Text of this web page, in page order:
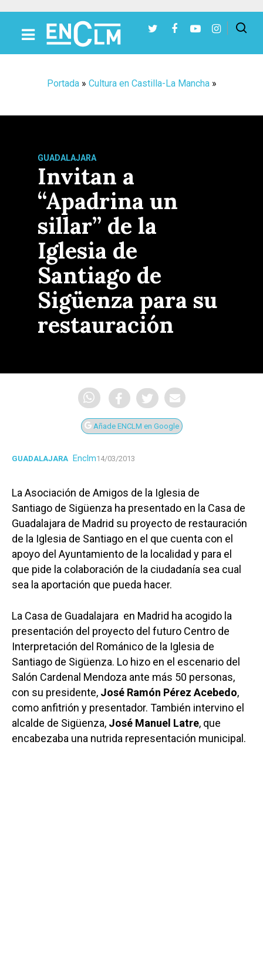
Portada» Cultura en Castilla-La Mancha»
GUADALAJARA
Invitan a
“Apadrina un
sillar” de la
Iglesia de
Santiago de
Sigüenza para su
restauración
Añade ENCLM en Google
GUADALAJARA Enclm14/03/2013
La Asociación de Amigos de la Iglesia de
Santiago de Sigüenza ha presentado en la Casa de
Guadalajara de Madrid su proyecto de restauración
de la Iglesia de Santiago en el que cuenta con el
apoyo del Ayuntamiento de la localidad y para el
que pide la colaboración de la ciudadanía sea cual
sea la aportación que pueda hacer.
La Casa de Guadalajara en Madrid ha acogido la
presentación del proyecto del futuro Centro de
Interpretación del Románico de la Iglesia de
Santiago de Sigüenza. Lo hizo en el escenario del
Salón Cardenal Mendoza ante más 50 personas,
con su presidente, José Ramón Pérez Acebedo,
como anfitrión y presentador. También intervino el
alcalde de Sigüenza, José Manuel Latre, que
encabezaba una nutrida representación municipal.